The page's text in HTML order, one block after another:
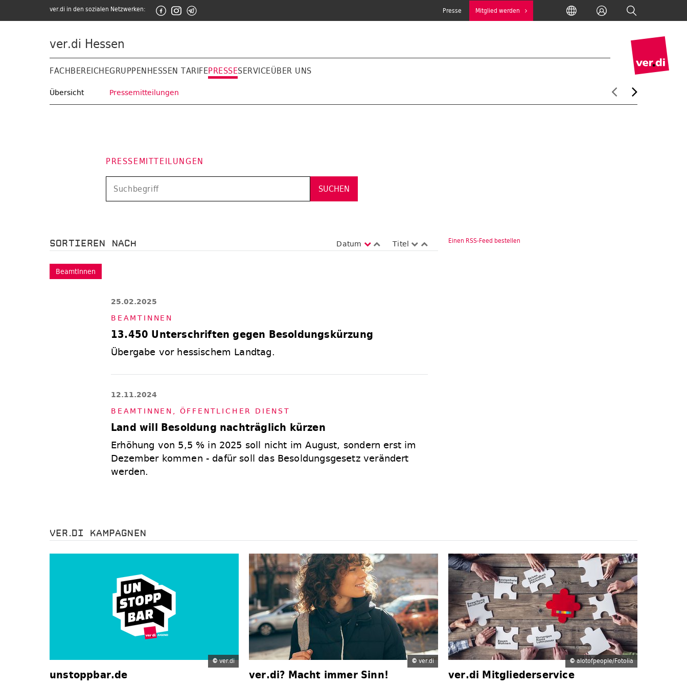
ver.di in den sozialen Netzwerken: Presse Mitglied werden InternationalAnmelden
ver.di Hessen
FACHBEREICHEGRUPPENHESSEN TARIFEPRESSESERVICEÜBER UNS
Übersicht Pressemitteilungen
PRESSEMITTEILUNGEN
SORTIEREN NACH Datum Titel
BeamtInnen
25.02.2025
BE­AM­TIN­NEN
13.450 Unterschriften gegen Besoldungskürzung
Übergabe vor hessischem Landtag.
12.11.2024
BE­AM­TIN­NEN
ÖF­FENT­LI­CHER DIENST
Land will Besoldung nachträglich kürzen
Erhöhung von 5,5 % in 2025 soll nicht im August, sondern erst im
Dezember kommen - dafür soll das Besoldungsgesetz verändert
werden.
Einen RSS-Feed bestellen
VER.DI KAMPAGNEN
©ver.di
unstoppbar.de
© ver.di
ver.di? Macht immer Sinn!
©alotofpeople/Fotolia
ver.di Mitgliederservice